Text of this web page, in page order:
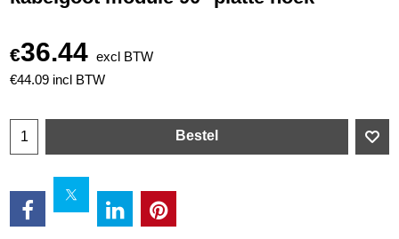
€36.44 excl BTW
€44.09 incl BTW
Bestel